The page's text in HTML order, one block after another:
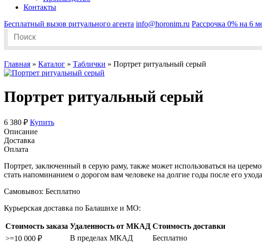
Контакты
Бесплатный вызов ритуального агента info@horonim.ru Рассрочка 0% на 6
for:
Главная » Каталог » Таблички » Портрет ритуальный серый
Портрет ритуальный серый
6 380 ₽ Купить
Описание
Доставка
Оплата
Портрет, заключенный в серую раму, также может использоваться на
стать напоминанием о дорогом вам человеке на долгие годы после его
Самовывоз: Бесплатно
Курьерская доставка по Балашихе и МО:
Стоимость заказа Удаленность от МКАД Стоимость доставки
>=10 000 ₽
В пределах МКАД
Бесплатно